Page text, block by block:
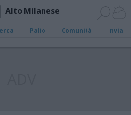
Alto Milanese
Palio Comunità Invia